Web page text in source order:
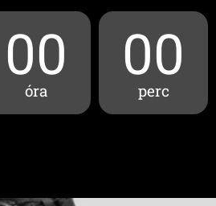
00
óra
00
perc